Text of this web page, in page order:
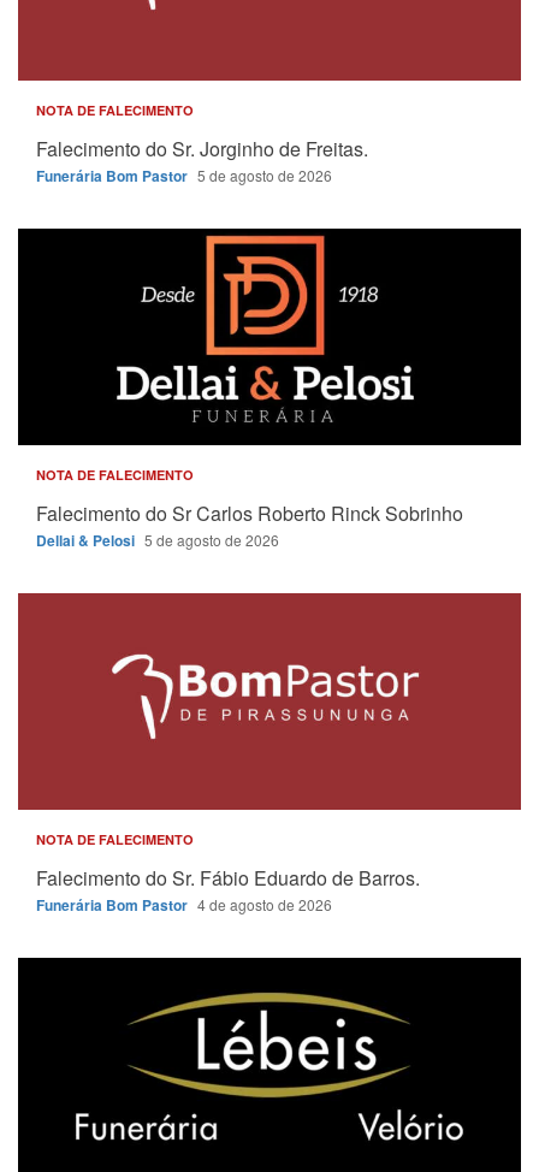
NOTA DE FALECIMENTO
Falecimento do Sr. Jorginho de Freitas.
Funerária Bom Pastor 5 de agosto de 2026
NOTA DE FALECIMENTO
Falecimento do Sr Carlos Roberto Rinck Sobrinho
Dellai & Pelosi 5 de agosto de 2026
NOTA DE FALECIMENTO
Falecimento do Sr. Fábio Eduardo de Barros.
Funerária Bom Pastor 4 de agosto de 2026